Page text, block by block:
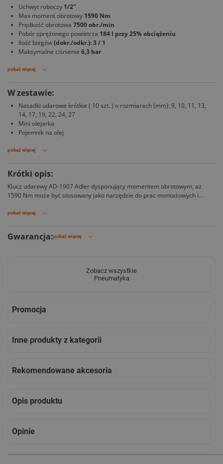
Uchwyt roboczy 1/2"
Max moment obrotowy 1590 Nm
Prędkość obrotowa 7500 obr./min
Pobór sprężonego powietrza 184 l przy 25% obciążeniu
Ilość biegów(dokr./odkr.): 3 / 1
Maksymalne ciśnienie 6,3 bar
pokaż więcej
W zestawie:
Nasadki udarowe krótkie ( 10 szt. ) o rozmiarach (mm): 9, 10, 11, 13,
14, 17, 19, 22, 24, 27
Mini olejarka
Pojemnik na olej
pokaż więcej
Krótki opis:
Klucz udarowy AD-1907 Adler dysponujący momentem obrotowym, aż
1590 Nm może być stosowany jako narzędzie do prac montażowych i
połączeń gwintowanych za pomocą nasadek udarowych, a obudowa z
pokaż więcej
Gwarancja:pokaż więcej
Zobacz wszystkie
Pneumatyka
Promocja
Inne produkty z kategorii
Rekomendowane akcesoria
Opis produktu
Opinie